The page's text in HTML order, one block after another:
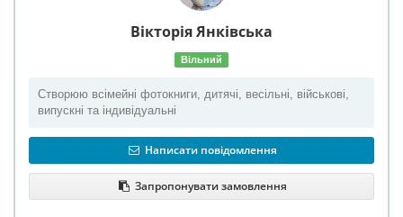
ВікторіяЯнківська
Вільний
Створюю всімейні фотокниги, дитячі, весільні, військові,
випускні та індивідуальні
Написати повідомлення
Запропонувати замовлення